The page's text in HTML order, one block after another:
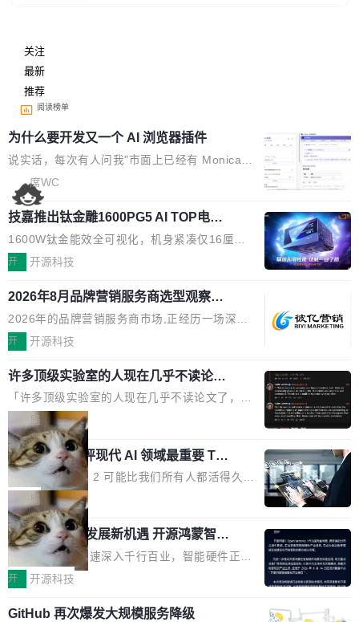
关注
最新
推荐
阅读榜单
为什么要开发又一个 AI 浏览器插件
说实话，每次有人问我"市面上已经有 Monica、
Sider、Copilot for Chrome 这些 AI 浏览器插件
了，你为什么还要再做一个"，我都觉得这个问题
问得好。 因为我自己也是从用户变成开发者的。
现有产品的天花板 我用过不少 AI 浏览器插件。
刚开始觉得都挺好——选中一段文字，弹出解
要。但用久了你会发现，它们本质上都是同一类
东西：一个带网页上下文的聊天框。 它们能读取
页面的文本，然后把文本丢给大模型，再返回一
段回答。仅此而已。 这当然有用，但总觉得差点
意思。比如我在一个后台管理系统里，需要填50
个表单字段，每个字段还有联动逻辑；比如我
想...
席WC
技嘉推出钛金雕1600PG5 AI TOP电
源：为发烧级主机与本地AI算力打造旗
舰供电方案
1600W钛金能效全可视化，机身紧凑仅16厘米
继2026台北电脑展首度亮相后，技嘉科技近日正
电源专为发烧级DIY主机与本地AI算力平台打
造，整机长度仅16厘米，提供1600W额定功率
与80PLUS钛金能效；支持ATX 3.1与PCIe 5.1
规范，结合服务器级元件、完善供电线材与内置
实时LCD监控屏，可充分满足当下高阶PC主机
的严苛使用需求。 澎湃功率，紧凑机身 钛金雕1
600PG5 AI TOP具备强悍输出功率，同时实现
机身尺寸大幅精简。整机长度仅16厘米，属于同
功率段机身尺寸十分紧凑的1600W电源产品。小
巧机身有效提升市面主流标准A...
开 开源科技
2026年8月品牌营销服务商选型观察：
从流量思维到品牌资产思维的范式转移
2026年的品牌营销服务商市场,正经历一场深刻
的价值重构。全球全案品牌代理机构市场从2025
复合增长率达5.44%,预计2032年将突破120亿美
元。数字广告与公共关系相关服务市场更是从20
25年的8463亿美元扩张至2026年的8763亿美
元。数字的背后是一个清晰的事实——品牌对专
业化营销服务的需求从未如此迫切。 但市场扩容
的同时,服务商的竞争逻辑正在改变。2026年Top
Agency年度合辑的观察指出,“产品”这个离消费
者最近的载体,在整个品牌营销层面的权重显著变
高了。全域营销服务商的竞争正在从规模转向深
度,案例厚度、全域覆盖、多线协同...
开 开源科技
许多顶级实验室的人现在几乎不读论文
了
「许多顶级实验室的人现在几乎不读论文了，而
且他们认为 ICLR/ICML/NeurIPS 充斥着大量过
度宣传和欺诈。」 OpenAI 研究员 Keller Jorda
n 这条推文引发了广泛讨论。他不是在说风凉
话，他是说出了一个圈内人尽皆知但很少公开捅
破的事实。 Jordan 随后补充了一句软化声明：
「我不认为这些会议上大部分论文都在过度宣传
或造假。问题是，作为读者，如果你筛选出那些
看起来最令人兴奋的论文，那它们大部分都是过
度宣传的。」 这才是真正的痛点。不是所有论文
都有问题，是最吸引眼球的那批论文最有问题。
他引用的帖子来自 Mathew Shen，一位 ICLR 2
局
xAI 前工程师评现代 AI 领域最重要 Top
3 开源项目
Flash Attention 2 可能比我们所有人都活得久。
这句话不是来自某个技术博客，而是出自 Hieu
Pham 的一条推文。Hieu Pham 是谁？他是 xAI
的早期工程师之一，在 Grok 训练基础设施团队
工作过。近日他在 X 上发了一条帖子，列出了他
认为现代 AI 领域最重要的三个开源项目。 第一
理由很具体。FA 系列不需要解释，但 FA2 是他
局
共商智能硬件发展新机遇 开源鸿蒙智能
硬件开发者日杭州站即将举行
随着万物智联加速深入千行百业，智能硬件正从
单点设备迈向智能化、网联化、协同化发展。作
鸿蒙通过统一技术底座和分布式能力，为不同类
开 开源科技
GitHub 再次爆发大规模服务降级